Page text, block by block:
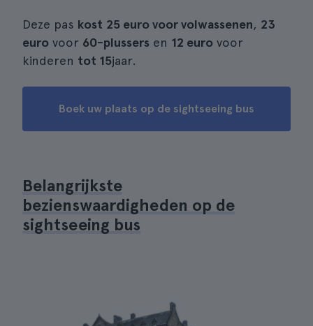
Deze pas kost 25 euro voor volwassenen, 23
euro voor 60-plussers en 12 euro voor
kinderen tot 15jaar.
Boek uw plaats op de sightseeing bus
Belangrijkste
bezienswaardigheden op de
sightseeing bus